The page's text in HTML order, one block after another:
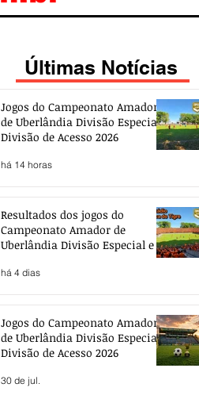
Últimas Notícias
Jogos do Campeonato Amador
de Uberlândia Divisão Especial e
Divisão de Acesso 2026
há 14 horas
Resultados dos jogos do
Campeonato Amador de
Uberlândia Divisão Especial e de
há 4 dias
Jogos do Campeonato Amador
de Uberlândia Divisão Especial e
Divisão de Acesso 2026
30 de jul.